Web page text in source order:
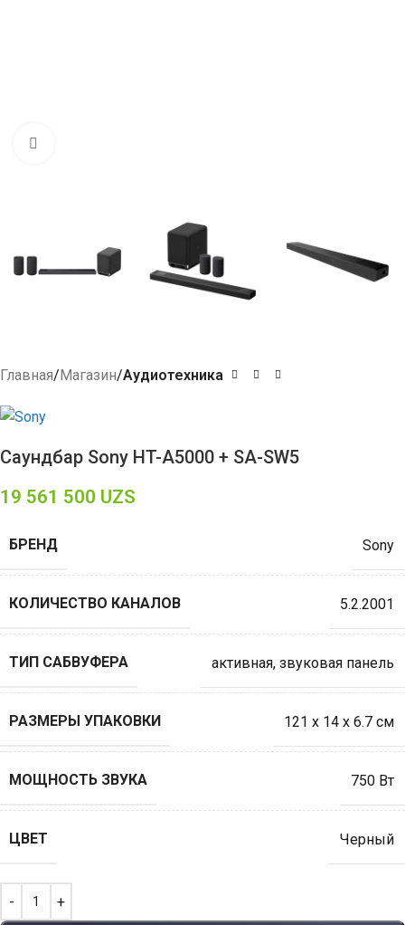
Главная Магазин Аудиотехника
Саундбар Sony HT-A5000 + SA-SW5
19 561 500 UZS
БРЕНД Sony
КОЛИЧЕСТВО КАНАЛОВ 5.2.2001
ТИП САБВУФЕРА активная, звуковая панель
РАЗМЕРЫ УПАКОВКИ 121 х 14 х 6.7 см
МОЩНОСТЬ ЗВУКА 750 Вт
ЦВЕТ Черный